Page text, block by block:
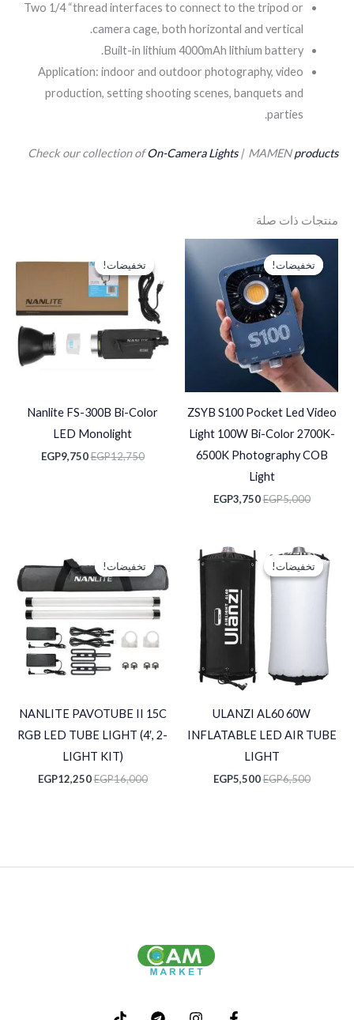
Two 1/4 “thread interfaces to connect to the tripod or
camera cage, both horizontal and vertical.
Built-in lithium 4000mAh lithium battery.
Application: indoor and outdoor photography, video
production, setting shooting scenes, banquets and
parties.
Check our collection ofOn-Camera Lights| MAMENproducts
منتجات ذات صلة
تخفيضات!
تخفيضات!
ZSYB S100 Pocket Led Video
Light 100W Bi-Color 2700K-
6500K Photography COB
Light
EGP5,000
الأصلي
هو:
EGP5,000.
EGP3,750
الحالي
تخفيضات!
تخفيضات!
Nanlite FS-300B Bi-Color
LED Monolight
EGP12,750
الأصلي
EGP12,750.
EGP9,750
الحالي
تخفيضات!
تخفيضات!
ULANZI AL60 60W
INFLATABLE LED AIR TUBE
LIGHT
EGP6,500
الأصلي
EGP6,500.
EGP5,500
السعر
الحالي
EGP5,500.
تخفيضات!
تخفيضات!
NANLITE PAVOTUBE II 15C
RGB LED TUBE LIGHT (4′, 2-
LIGHT KIT)
EGP16,000
الأصلي
هو:
EGP16,000.
EGP12,250
هو: